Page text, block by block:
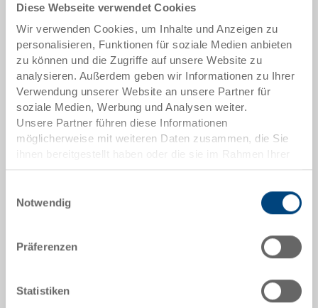
Diese Webseite verwendet Cookies
Wir verwenden Cookies, um Inhalte und Anzeigen zu
personalisieren, Funktionen für soziale Medien anbieten
zu können und die Zugriffe auf unsere Website zu
analysieren. Außerdem geben wir Informationen zu Ihrer
Verwendung unserer Website an unsere Partner für
soziale Medien, Werbung und Analysen weiter.
Unsere Partner führen diese Informationen
möglicherweise mit weiteren Daten zusammen, die Sie
Nutzung der Dienste gesammelt haben.
Notwendig
Präferenzen
Statistiken
Lieferzeit: Ab Lager
Das Produkt kann nicht online bestellt werden:
Angebot anfordern
Artikeldaten
Bestellnummer
33-1208N-642-0000 R.7010
Farbe: